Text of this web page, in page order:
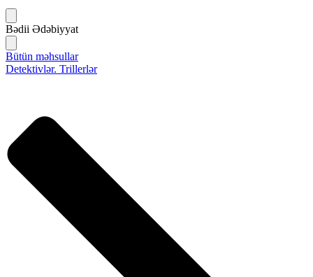
Bədii Ədəbiyyat
Bütün məhsullar
Detektivlər. Trillerlər